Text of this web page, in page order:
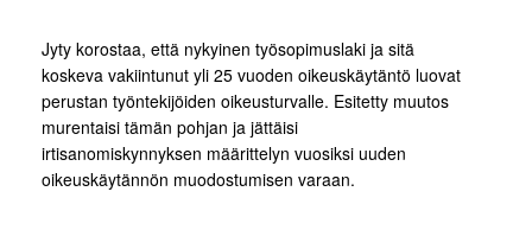
Jyty korostaa, että nykyinen työsopimuslaki ja sitä
koskeva vakiintunut yli 25 vuoden oikeuskäytäntö luovat
perustan työntekijöiden oikeusturvalle. Esitetty muutos
murentaisi tämän pohjan ja jättäisi
irtisanomiskynnyksen määrittelyn vuosiksi uuden
oikeuskäytännön muodostumisen varaan.